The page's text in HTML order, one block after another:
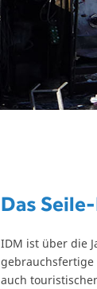
Das
IDM ist über die
gebrauchsfertige
auch